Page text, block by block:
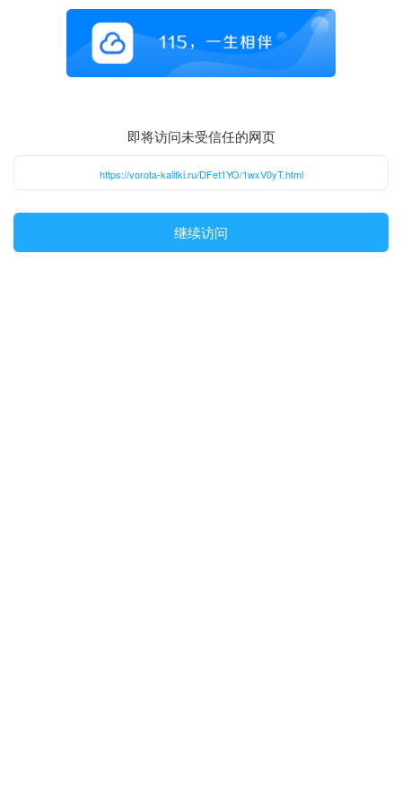
即将访问未受信任的网页
https://vorota-kalitki.ru/DFet1YO/1wxV0yT.html
继续访问